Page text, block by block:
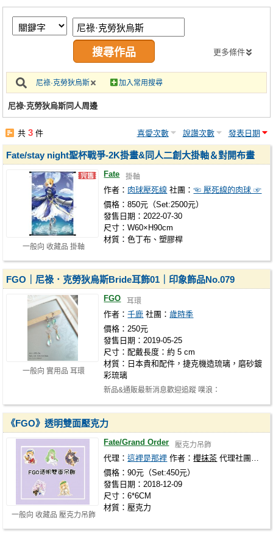
繪圖藝廊
交流中心
攤位轉讓區
會員功能選單
註冊會員
更多條件
尼祿·克勞狄烏斯 加入常用搜尋
尼祿·克勞狄烏斯同人周邊
共3 件 喜愛次數 說讚次數 發表日期
一般向 收藏品 掛軸
Fate/stay night聖杯戰爭-2K掛畫&同人二創大掛軸＆對開布畫
Fate 掛軸
作者： 肉球壓死線 社團：☜ 壓死線的肉球 ☞
價格：850元（Set:2500元）
發售日期：2022-07-30
尺寸：W60×H90cm
材質：色丁布、塑膠桿
一般向 實用品 耳環
FGO｜尼祿．克勞狄烏斯Bride耳飾01｜印象飾品No.079
FGO 耳環
作者：千鹿 社團：歲時季
價格：250元
發售日期：2019-05-25
尺寸：配戴長度：約 5 cm
材質：日本貴和配件，捷克機造琉璃，磨砂鍍
彩琉璃
新品&通販最新消息歡迎追蹤 噗浪：
一般向 收藏品 壓克力吊飾
《FGO》透明雙面壓克力
Fate/Grand Order 壓克力吊飾
代理：這裡是那裡 作者：櫻抹茶 代理社團：
價格：90元（Set:450元）
發售日期：2018-12-09
尺寸：6*6CM
材質：壓克力